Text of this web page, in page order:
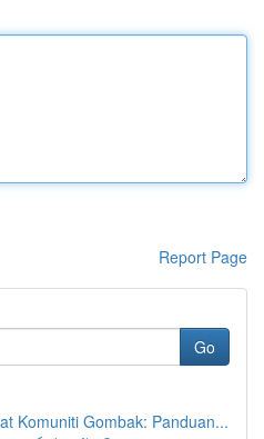
Report Page
Go
Komuniti Gombak: Panduan...